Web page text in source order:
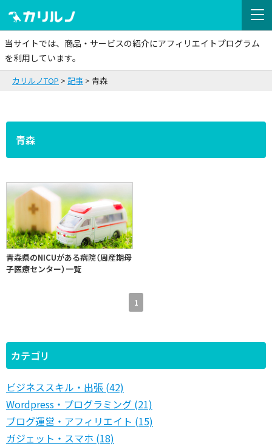
当サイトでは、商品・サービスの紹介にアフィリエイトプログラム
を利用しています。
カリルノTOP 記事 青森
青森
青森県のNICUがある病院（周産期母
子医療センター）一覧
1
カテゴリ
ビジネススキル・出張 (42)
Wordpress・プログラミング (21)
ブログ運営・アフィリエイト (15)
ガジェット・スマホ (18)